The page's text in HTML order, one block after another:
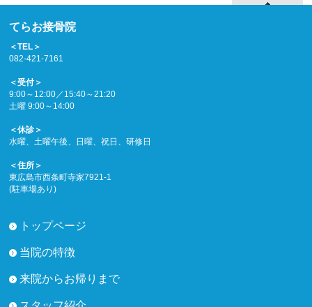
てらお接骨院
＜TEL＞
082-421-7161
＜受付＞
9:00～12:00／15:40～21:20
土曜 9:00～14:00
＜休診＞
水曜、土曜午後、日曜、祝日、研修日
＜住所＞
東広島市西条町寺家7921-1
(駐車場あり)
トップページ
当院の特徴
来院からお帰りまで